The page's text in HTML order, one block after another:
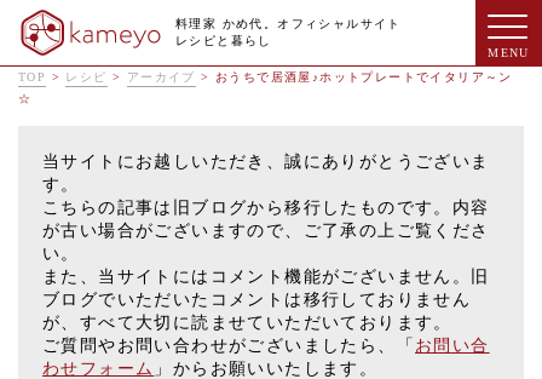
料理家 かめ代。オフィシャルサイト
レシピと暮らし
TOP > レシピ > アーカイブ > おうちで居酒屋♪ホットプレートでイタリア～ン
☆
当サイトにお越しいただき、誠にありがとうございま
す。
こちらの記事は旧ブログから移行したものです。内容
が古い場合がございますので、ご了承の上ご覧くださ
い。
また、当サイトにはコメント機能がございません。旧
ブログでいただいたコメントは移行しておりません
が、すべて大切に読ませていただいております。
ご質問やお問い合わせがございましたら、「 お問い合
わせフォーム 」からお願いいたします。